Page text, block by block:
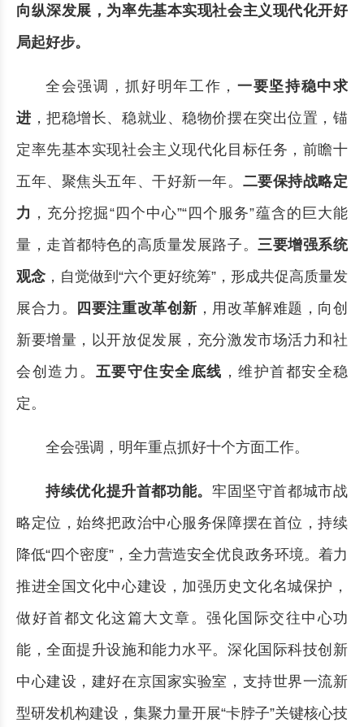
向纵深发展，为率先基本实现社会主义现代化开好
局起好步。
全会强调，抓好明年工作， 一要坚持稳中求
进 ，把稳增长、稳就业、稳物价摆在突出位置，锚
定率先基本实现社会主义现代化目标任务，前瞻十
五年、聚焦头五年、干好新一年。 二要保持战略定
力 ，充分挖掘“四个中心”“四个服务”蕴含的巨大能
量，走首都特色的高质量发展路子。 三要增强系统
观念 ，自觉做到“六个更好统筹”，形成共促高质量发
展合力。
四要注重改革创新 ，用改革解难题，向创
新要增量，以开放促发展，充分激发市场活力和社
会创造力。 五要守住安全底线 ，维护首都安全稳
定。
全会强调，明年重点抓好十个方面工作。
持续优化提升首都功能。 牢固坚守首都城市战
略定位，始终把政治中心服务保障摆在首位，持续
降低“四个密度”，全力营造安全优良政务环境。着力
推进全国文化中心建设，加强历史文化名城保护，
做好首都文化这篇大文章。强化国际交往中心功
能，全面提升设施和能力水平。深化国际科技创新
中心建设，建好在京国家实验室，支持世界一流新
型研发机构建设，集聚力量开展“卡脖子”关键核心技